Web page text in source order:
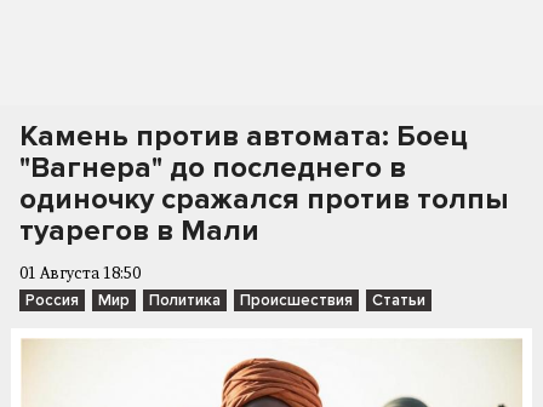
Камень против автомата: Боец
"Вагнера" до последнего в
одиночку сражался против толпы
туарегов в Мали
01 Августа 18:50
Россия Мир Политика Происшествия Статьи